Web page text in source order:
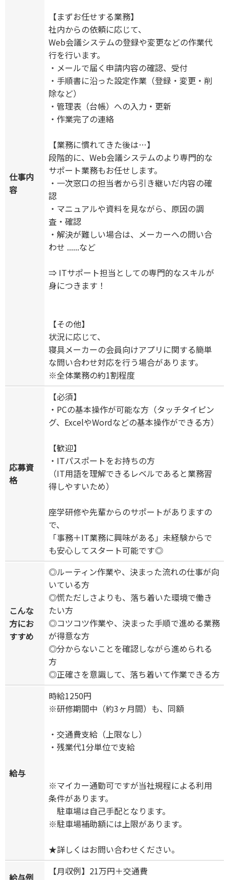
仕事内
容
【まずお任せする業務】
社内からの依頼に応じて、
Web会議システムの登録や変更などの作業代
行を行います。
・メールで届く申請内容の確認、受付
・手順書に沿った設定作業（登録・変更・削
除など）
・管理表（台帳）への入力・更新
・作業完了の連絡
【業務に慣れてきた後は…】
段階的に、Web会議システムのより専門的な
サポート業務もお任せします。
・一次窓口の担当者から引き継いだ内容の確
認
・マニュアルや資料を見ながら、原因の調
査・確認
・解決が難しい場合は、メーカーへの問い合
わせ ......など
⇒ ITサポート担当としての専門的なスキルが
身につきます！
【その他】
状況に応じて、
寝具メーカーの会員向けアプリに関する簡単
な問い合わせ対応を行う場合があります。
※全体業務の約1割程度
応募資
格
【必須】
・PCの基本操作が可能な方（タッチタイピン
グ、ExcelやWordなどの基本操作ができる方）
【歓迎】
・ITパスポートをお持ちの方
（IT用語を理解できるレベルであると業務習
得しやすいため）
座学研修や先輩からのサポートがありますの
で、
「事務＋IT業務に興味がある」未経験からで
も安心してスタート可能です◎
こんな
方にお
すすめ
◎ルーティン作業や、決まった流れの仕事が向
いている方
◎慌ただしさよりも、落ち着いた環境で働き
たい方
◎コツコツ作業や、決まった手順で進める業務
が得意な方
◎分からないことを確認しながら進められる
方
◎正確さを意識して、落ち着いて作業できる方
給与
時給1250円
※研修期間中（約3ヶ月間）も、同額
・交通費支給（上限なし）
・残業代1分単位で支給
※マイカー通勤可ですが当社規程による利用
条件があります。
駐車場は自己手配となります。
※駐車場補助額には上限があります。
★詳しくはお問い合わせください。
【月収例】21万円＋交通費